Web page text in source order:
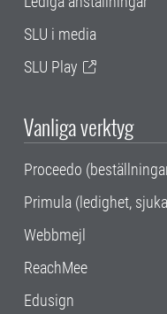
SLU i media
SLU Play
Vanliga verktyg
Proceedo
Primula (ledighet,
Webbmejl
ReachMee
Edusign